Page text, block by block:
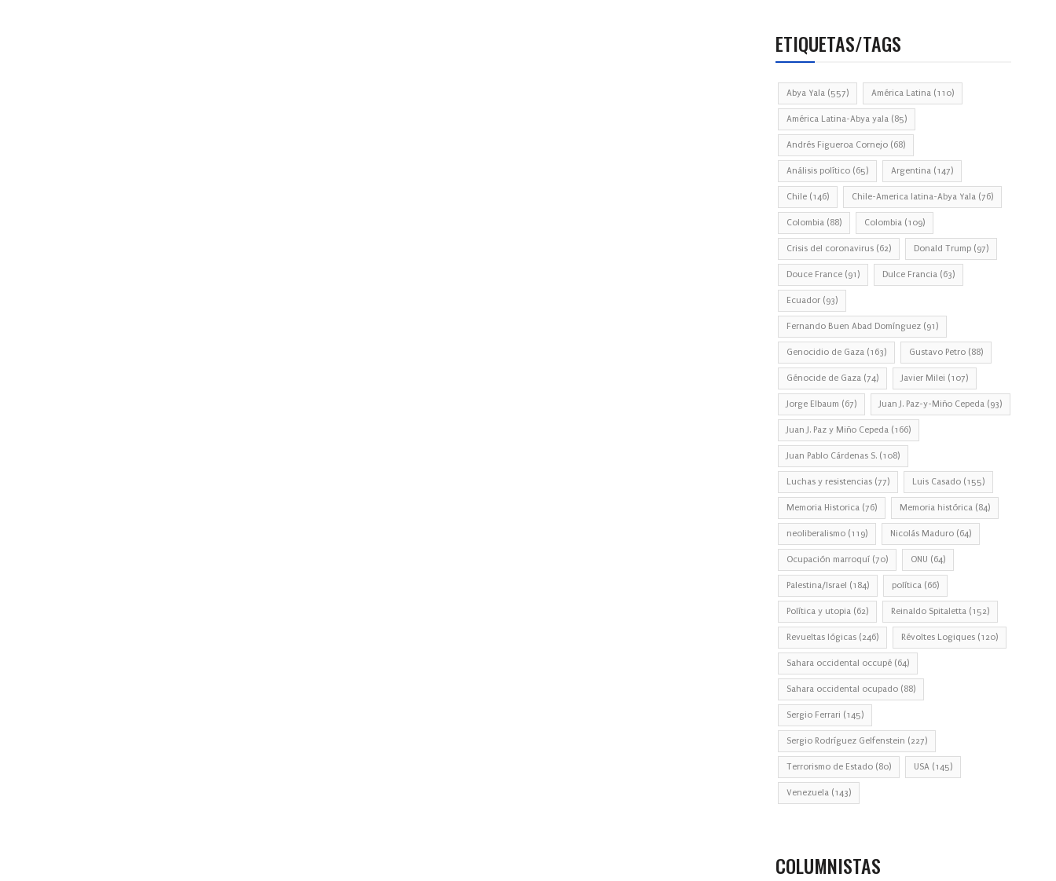
ETIQUETAS/TAGS
Abya Yala (557) América Latina (110)
América Latina-Abya yala (85)
Andrés Figueroa Cornejo (68)
Análisis político (65) Argentina (147)
Chile (146) Chile-America latina-Abya Yala (76)
Colombia (88) Colombia (109)
Crisis del coronavirus (62) Donald Trump (97)
Douce France (91) Dulce Francia (63)
Ecuador (93)
Fernando Buen Abad Domínguez (91)
Genocidio de Gaza (163) Gustavo Petro (88)
Génocide de Gaza (74) Javier Milei (107)
Jorge Elbaum (67) Juan J. Paz-y-Miño Cepeda (93)
Juan J. Paz y Miño Cepeda (166)
Juan Pablo Cárdenas S. (108)
Luchas y resistencias (77) Luis Casado (155)
Memoria Historica (76) Memoria histórica (84)
neoliberalismo (119) Nicolás Maduro (64)
Ocupación marroquí (70) ONU (64)
Palestina/Israel (184) política (66)
Política y utopia (62) Reinaldo Spitaletta (152)
Revueltas lógicas (246) Révoltes Logiques (120)
Sahara occidental occupé (64)
Sahara occidental ocupado (88)
Sergio Ferrari (145)
Sergio Rodríguez Gelfenstein (227)
Terrorismo de Estado (80) USA (145)
Venezuela (143)
COLUMNISTAS